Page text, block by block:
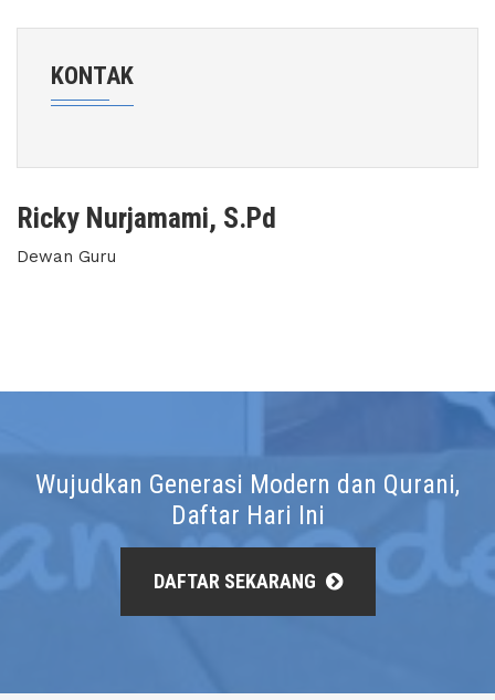
KONTAK
Ricky Nurjamami, S.Pd
Dewan Guru
Wujudkan Generasi Modern dan Qurani,
Daftar Hari Ini
DAFTAR SEKARANG